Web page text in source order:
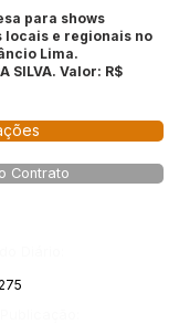
para shows
locais e regionais no
Lima.
SILVA. Valor: R$
Contrato